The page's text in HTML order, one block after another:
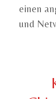
einen
und